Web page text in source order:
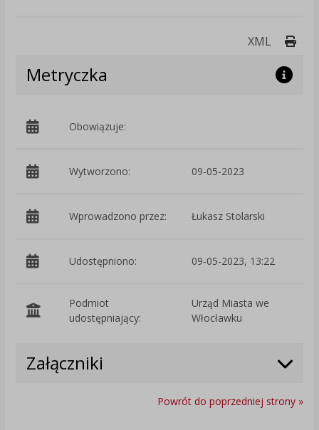
XML
Metryczka
Obowiązuje:
Wytworzono: 09-05-2023
Wprowadzono przez: Łukasz Stolarski
Udostępniono: 09-05-2023, 13:22
Podmiot
udostępniający:
Urząd Miasta we
Włocławku
Załączniki
Powrót do poprzedniej strony »